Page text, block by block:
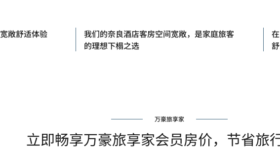
敞舒适体验
我们的奈良酒店客房空间宽敞，是家庭旅客
的理想下榻之选
万豪旅享家
立即畅享万豪旅享家会员房价，节省旅